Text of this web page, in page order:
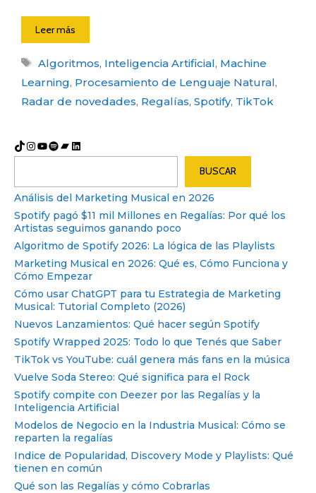
Leer más
Etiquetas
Algoritmos, Inteligencia Artificial, Machine
Learning, Procesamiento de Lenguaje Natural,
Radar de novedades, Regalías, Spotify, TikTok
TikTok
Instagram
YouTube
Spotify
Bandcamp
LinkedIn
BUSCAR
Análisis del Marketing Musical en 2026
Spotify pagó $11 mil Millones en Regalías: Por qué los
Artistas seguimos ganando poco
Algoritmo de Spotify 2026: La lógica de las Playlists
Marketing Musical en 2026: Qué es, Cómo Funciona y
Cómo Empezar
Cómo usar ChatGPT para tu Estrategia de Marketing
Musical: Tutorial Completo (2026)
Nuevos Lanzamientos: Qué hacer según Spotify
Spotify Wrapped 2025: Todo lo que Tenés que Saber
TikTok vs YouTube: cuál genera más fans en la música
Vuelve Soda Stereo: Qué significa para el Rock
Spotify compite con Deezer por las Regalías y la
Inteligencia Artificial
Modelos de Negocio en la Industria Musical: Cómo se
reparten la regalías
Indice de Popularidad, Discovery Mode y Playlists: Qué
tienen en común
Qué son las Regalías y cómo Cobrarlas